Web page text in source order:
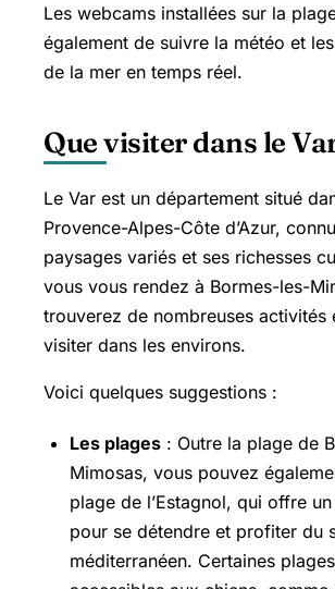
Les webcams installées sur la
également de suivre la météo et
de la mer en temps réel.
Que visiter dans le
Le Var est un département situé
Provence-Alpes-Côte d’Azur,
paysages variés et ses richesses
vous vous rendez à Bormes-les-
trouverez de nombreuses activités
visiter dans les environs.
Voici quelques suggestions :
Les plages : Outre la plage de
Mimosas, vous pouvez
plage de l’Estagnol, qui offre
pour se détendre et profiter du
méditerranéen. Certaines